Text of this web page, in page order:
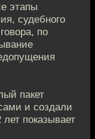
этапы
судебного
по
пакет
и создали
показывает